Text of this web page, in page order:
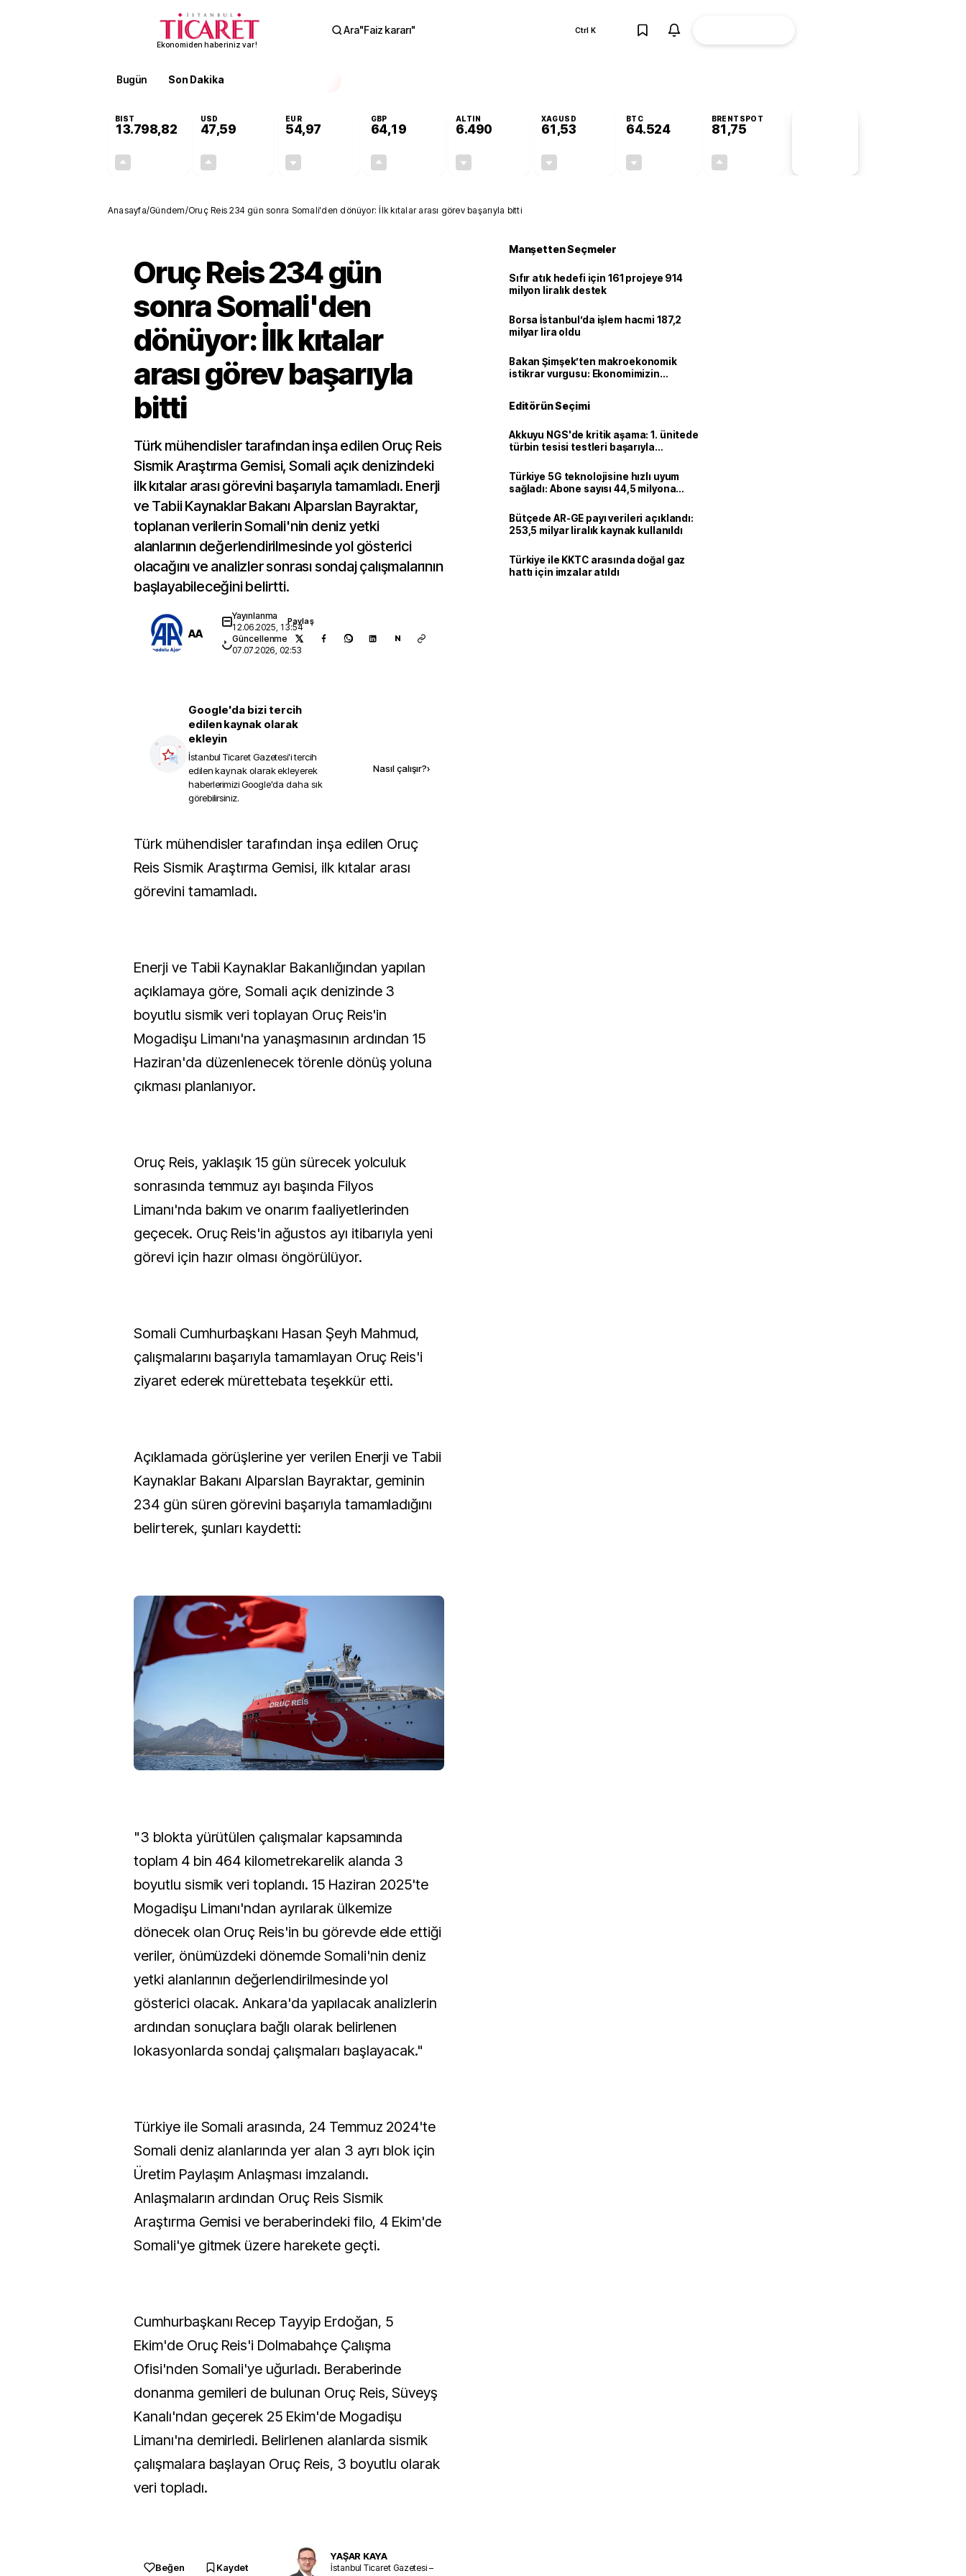
Ekonomiden haberiniz var!
Ara"Faiz kararı" Ctrl K
Bugün Son Dakika
BIST
13.798,82
USD
47,59
EUR
54,97
GBP
64,19
ALTIN
6.490
XAGUSD
61,53
BTC
64.524
BRENTSPOT
81,75
Anasayfa/Gündem/Oruç Reis 234 gün sonra Somali'den dönüyor: İlk kıtalar arası görev başarıyla bitti
Oruç Reis 234 gün
sonra Somali'den
dönüyor: İlk kıtalar
arası görev başarıyla
bitti
Türk mühendisler tarafından inşa edilen Oruç Reis
Sismik Araştırma Gemisi, Somali açık denizindeki
ilk kıtalar arası görevini başarıyla tamamladı. Enerji
ve Tabii Kaynaklar Bakanı Alparslan Bayraktar,
toplanan verilerin Somali'nin deniz yetki
alanlarının değerlendirilmesinde yol gösterici
olacağını ve analizler sonrası sondaj çalışmalarının
başlayabileceğini belirtti.
AA
Yayınlanma
12.06.2025, 13:54
Güncellenme
07.07.2026, 02:53
Paylaş
N
Google'da bizi tercih
edilen kaynak olarak
ekleyin
İstanbul Ticaret Gazetesi'i tercih
edilen kaynak olarak ekleyerek
haberlerimizi Google'da daha sık
görebilirsiniz.
Nasıl çalışır?›
Türk mühendisler tarafından inşa edilen Oruç
Reis Sismik Araştırma Gemisi, ilk kıtalar arası
görevini tamamladı.
Enerji ve Tabii Kaynaklar Bakanlığından yapılan
açıklamaya göre, Somali açık denizinde 3
boyutlu sismik veri toplayan Oruç Reis'in
Mogadişu Limanı'na yanaşmasının ardından 15
Haziran'da düzenlenecek törenle dönüş yoluna
çıkması planlanıyor.
Oruç Reis, yaklaşık 15 gün sürecek yolculuk
sonrasında temmuz ayı başında Filyos
Limanı'nda bakım ve onarım faaliyetlerinden
geçecek. Oruç Reis'in ağustos ayı itibarıyla yeni
görevi için hazır olması öngörülüyor.
Somali Cumhurbaşkanı Hasan Şeyh Mahmud,
çalışmalarını başarıyla tamamlayan Oruç Reis'i
ziyaret ederek mürettebata teşekkür etti.
Açıklamada görüşlerine yer verilen Enerji ve Tabii
Kaynaklar Bakanı Alparslan Bayraktar, geminin
234 gün süren görevini başarıyla tamamladığını
belirterek, şunları kaydetti:
"3 blokta yürütülen çalışmalar kapsamında
toplam 4 bin 464 kilometrekarelik alanda 3
boyutlu sismik veri toplandı. 15 Haziran 2025'te
Mogadişu Limanı'ndan ayrılarak ülkemize
dönecek olan Oruç Reis'in bu görevde elde ettiği
veriler, önümüzdeki dönemde Somali'nin deniz
yetki alanlarının değerlendirilmesinde yol
gösterici olacak. Ankara'da yapılacak analizlerin
ardından sonuçlara bağlı olarak belirlenen
lokasyonlarda sondaj çalışmaları başlayacak."
Türkiye ile Somali arasında, 24 Temmuz 2024'te
Somali deniz alanlarında yer alan 3 ayrı blok için
Üretim Paylaşım Anlaşması imzalandı.
Anlaşmaların ardından Oruç Reis Sismik
Araştırma Gemisi ve beraberindeki filo, 4 Ekim'de
Somali'ye gitmek üzere harekete geçti.
Cumhurbaşkanı Recep Tayyip Erdoğan, 5
Ekim'de Oruç Reis'i Dolmabahçe Çalışma
Ofisi'nden Somali'ye uğurladı. Beraberinde
donanma gemileri de bulunan Oruç Reis, Süveyş
Kanalı'ndan geçerek 25 Ekim'de Mogadişu
Limanı'na demirledi. Belirlenen alanlarda sismik
çalışmalara başlayan Oruç Reis, 3 boyutlu olarak
veri topladı.
Beğen Kaydet
YAŞAR KAYA
İstanbul Ticaret Gazetesi –
Manşetten Seçmeler
Sıfır atık hedefi için 161 projeye 914
milyon liralık destek
Borsa İstanbul’da işlem hacmi 187,2
milyar lira oldu
Bakan Şimşek’ten makroekonomik
istikrar vurgusu: Ekonomimizin
Editörün Seçimi
Akkuyu NGS'de kritik aşama: 1. ünitede
türbin tesisi testleri başarıyla
Türkiye 5G teknolojisine hızlı uyum
sağladı: Abone sayısı 44,5 milyona
Bütçede AR-GE payı verileri açıklandı:
253,5 milyar liralık kaynak kullanıldı
Türkiye ile KKTC arasında doğal gaz
hattı için imzalar atıldı